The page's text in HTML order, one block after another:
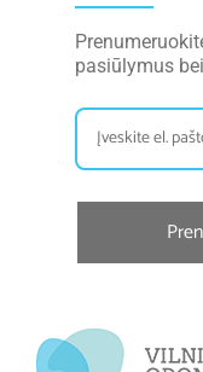
pasiūlymus